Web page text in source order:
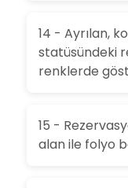
14 - Ayrılan,
statüsündeki
renklerde
15 -
alan ile folyo